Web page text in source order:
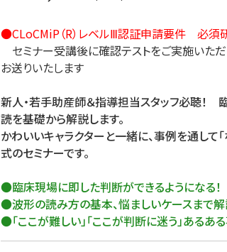
栄養
産業保健
●CLoCMiP（R）レベルⅢ認証申請要件 必須
セミナー受講後に確認テストをご実施いた
お送りいたします
新人・若手助産師＆指導担当スタッフ必聴
読を基礎から解説します。
かわいいキャラクターと一緒に、事例を通して
式のセミナーです。
●臨床現場に即した判断ができるようになる！
●波形の読み方の基本、悩ましいケースまで解
●「ここが難しい」「ここが判断に迷う」あるあ